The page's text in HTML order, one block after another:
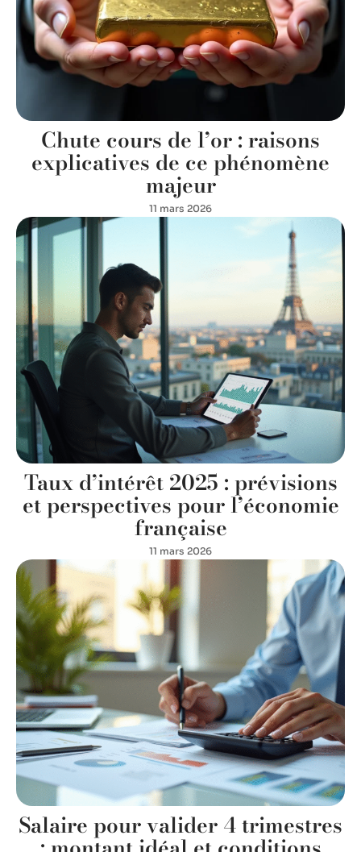
Chute cours de l’or : raisons
explicatives de ce phénomène
majeur
11 mars 2026
Taux d’intérêt 2025 : prévisions
et perspectives pour l’économie
française
11 mars 2026
Salaire pour valider 4 trimestres